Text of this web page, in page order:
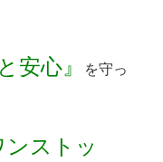
安心』
を守っ
ンストッ